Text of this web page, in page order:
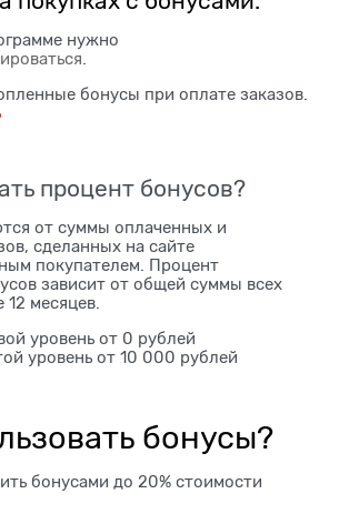
нужно
бонусы при оплате заказов.
процент бонусов?
от суммы оплаченных и
сделанных на сайте
покупателем. Процент
зависит от общей суммы всех
12 месяцев.
уровень от 0 рублей
уровень от 10 000 рублей
бонусы?
бонусами до 20% стоимости